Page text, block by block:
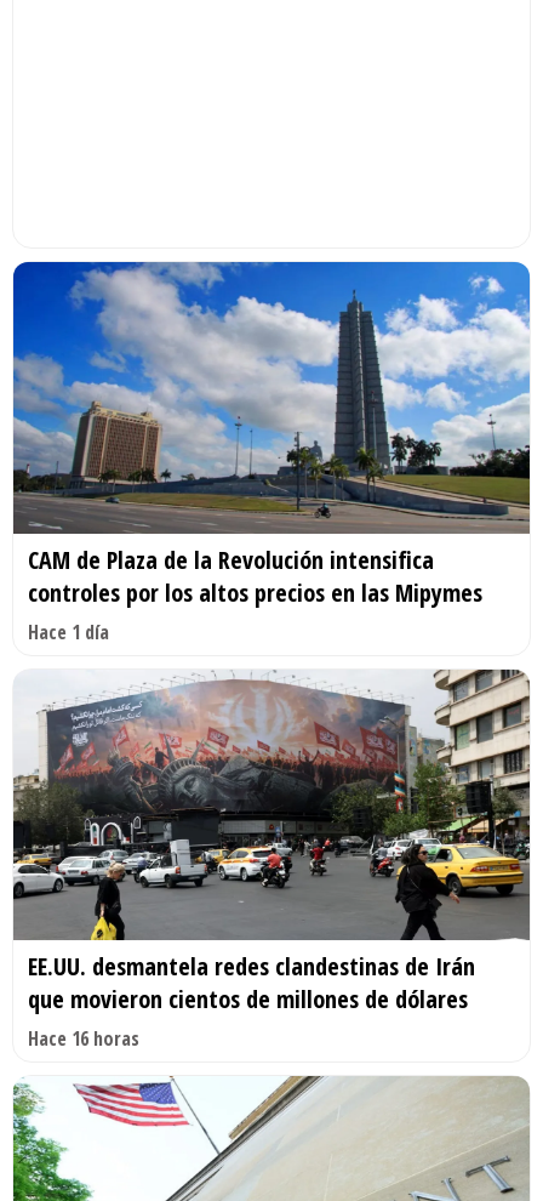
CAM de Plaza de la Revolución intensifica
controles por los altos precios en las Mipymes
Hace 1 día
EE.UU. desmantela redes clandestinas de Irán
que movieron cientos de millones de dólares
Hace 16 horas